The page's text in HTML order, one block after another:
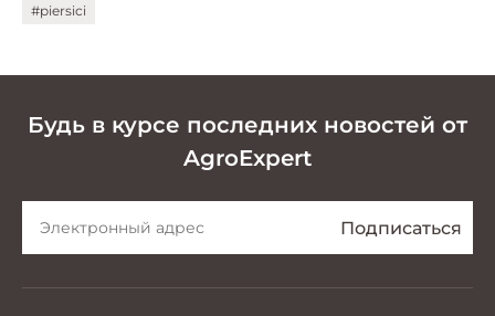
#piersici
Будь в курсе последних новостей от
AgroExpert